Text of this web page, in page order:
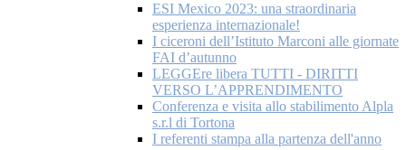
ESI Mexico 2023: una straordinaria
esperienza internazionale!
I ciceroni dell’Istituto Marconi alle giornate
FAI d’autunno
LEGGEre libera TUTTI - DIRITTI
VERSO L’APPRENDIMENTO
Conferenza e visita allo stabilimento Alpla
s.r.l di Tortona
I referenti stampa alla partenza dell'anno